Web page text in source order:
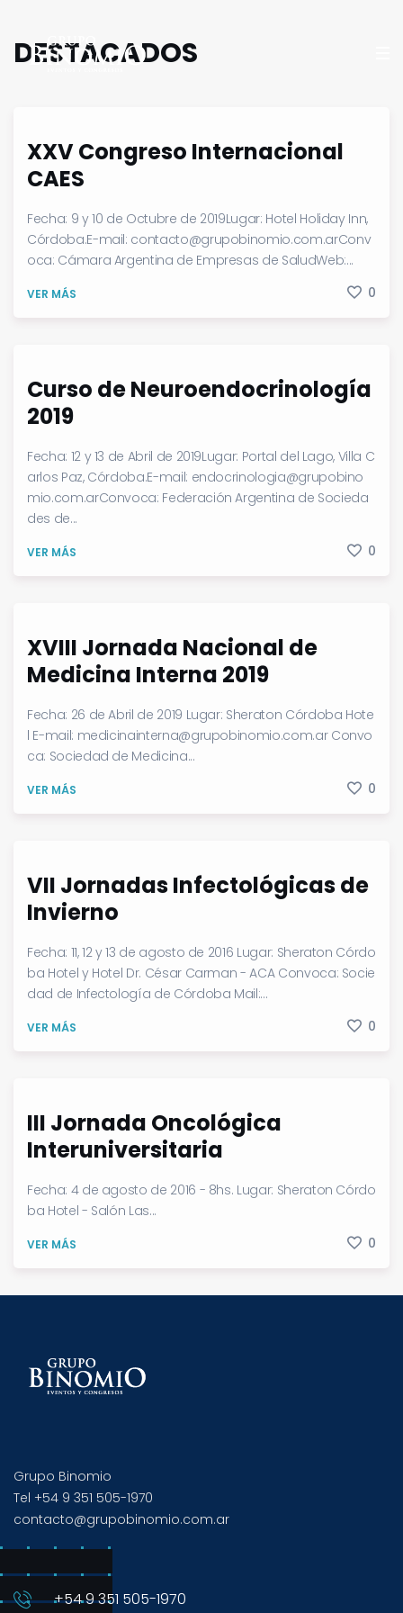
DESTACADOS
XXV Congreso Internacional
CAES
Fecha: 9 y 10 de Octubre de 2019Lugar: Hotel Holiday Inn,
Córdoba.E-mail: contacto@grupobinomio.com.arConv
oca: Cámara Argentina de Empresas de SaludWeb:...
VER MÁS 0
Curso de Neuroendocrinología
2019
Fecha: 12 y 13 de Abril de 2019Lugar: Portal del Lago, Villa C
arlos Paz, Córdoba.E-mail: endocrinologia@grupobino
mio.com.arConvoca: Federación Argentina de Socieda
des de...
VER MÁS 0
XVIII Jornada Nacional de
Medicina Interna 2019
Fecha: 26 de Abril de 2019 Lugar: Sheraton Córdoba Hote
l E-mail: medicinainterna@grupobinomio.com.ar Convo
ca: Sociedad de Medicina...
VER MÁS 0
VII Jornadas Infectológicas de
Invierno
Fecha: 11, 12 y 13 de agosto de 2016 Lugar: Sheraton Córdo
ba Hotel y Hotel Dr. César Carman - ACA Convoca: Socie
dad de Infectología de Córdoba Mail:...
VER MÁS 0
III Jornada Oncológica
Interuniversitaria
Fecha: 4 de agosto de 2016 - 8hs. Lugar: Sheraton Córdo
ba Hotel - Salón Las...
VER MÁS 0
Grupo Binomio
Tel +54 9 351 505-1970
contacto@grupobinomio.com.ar
+54 9 351 505-1970